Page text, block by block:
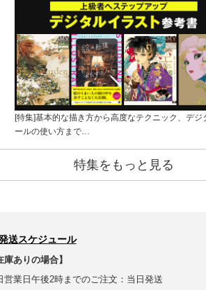
[特集]基本的な描き方から高度なテクニック、デジ
ールの使い方まで…
特集をもっと見る
送スケジュール
庫ありの場合】
営業日午後2時までのご注文：当日発送